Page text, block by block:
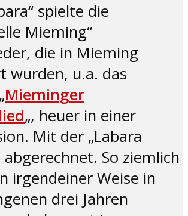
spielte die
Mieming“
die in Mieming
wurden, u.a. das
Mieminger
„, heuer in einer
Mit der „Labara
So ziemlich
irgendeiner Weise in
drei Jahren